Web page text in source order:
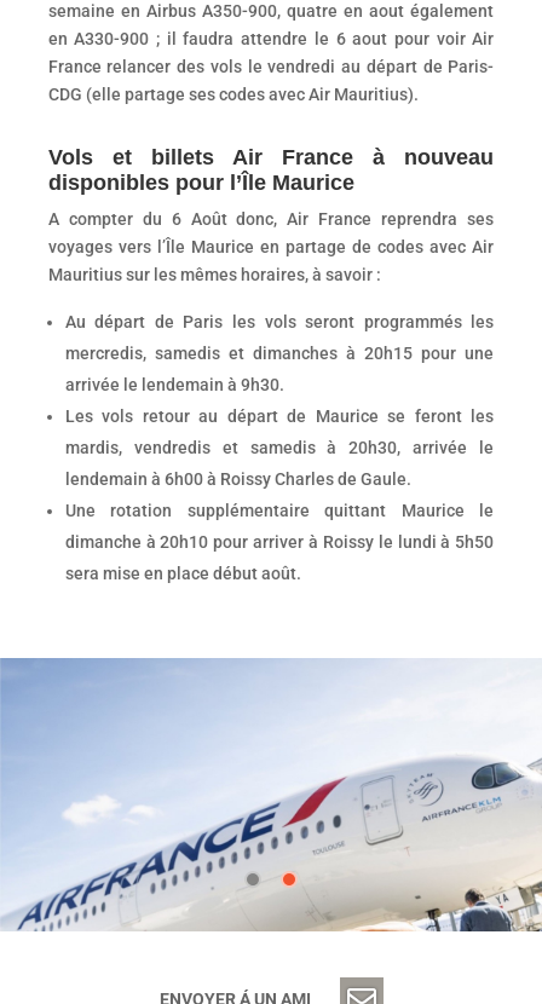
semaine en Airbus A350-900, quatre en aout également
en A330-900 ; il faudra attendre le 6 aout pour voir Air
France relancer des vols le vendredi au départ de Paris-
CDG (elle partage ses codes avec Air Mauritius).
Vols et billets Air France à nouveau
disponibles pour l’Île Maurice
A compter du 6 Août donc, Air France reprendra ses
voyages vers l’Île Maurice en partage de codes avec Air
Mauritius sur les mêmes horaires, à savoir :
Au départ de Paris les vols seront programmés les
mercredis, samedis et dimanches à 20h15 pour une
arrivée le lendemain à 9h30.
Les vols retour au départ de Maurice se feront les
mardis, vendredis et samedis à 20h30, arrivée le
lendemain à 6h00 à Roissy Charles de Gaule.
Une rotation supplémentaire quittant Maurice le
dimanche à 20h10 pour arriver à Roissy le lundi à 5h50
sera mise en place début août.
ENVOYER Á UN AMI